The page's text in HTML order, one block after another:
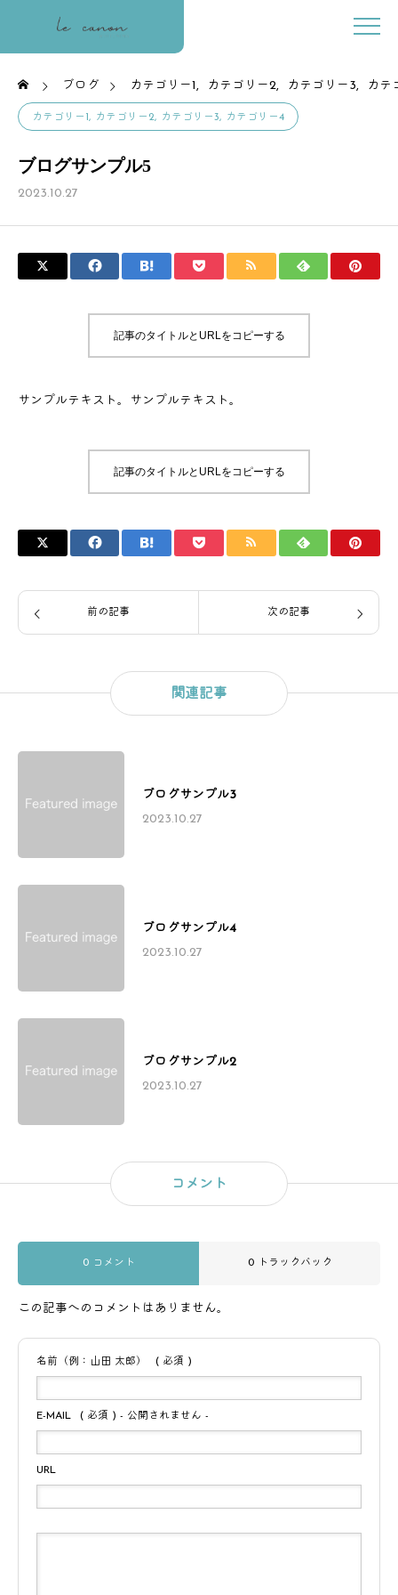
ブログ カテゴリー1 カテゴリー2 カテゴリー3 カテ
カテゴリー1 カテゴリー2 カテゴリー3 カテゴリー4
ブログサンプル5
2023.10.27
記事のタイトルとURLをコピーする
サンプルテキスト。サンプルテキスト。
記事のタイトルとURLをコピーする
前の記事 次の記事
関連記事
ブログサンプル3
2023.10.27
ブログサンプル4
2023.10.27
ブログサンプル2
2023.10.27
コメント
0 コメント 0 トラックバック
この記事へのコメントはありません。
名前（例：山田 太郎） ( 必須 )
E-MAIL ( 必須 ) - 公開されません -
URL